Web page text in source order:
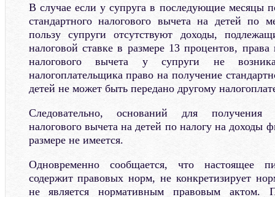
В случае если у супруга в последующие месяцы
стандартного налогового вычета на детей по
пользу супруги отсутствуют доходы,
налоговой ставке в размере 13 процентов, права
налогового вычета у супруги не
налогоплательщика право на получение
детей не может быть передано другому
Следовательно, оснований для получения
налогового вычета на детей по налогу на доходы
размере не имеется.
Одновременно сообщается, что настоящее
содержит правовых норм, не конкретизирует
не является нормативным правовым актом.